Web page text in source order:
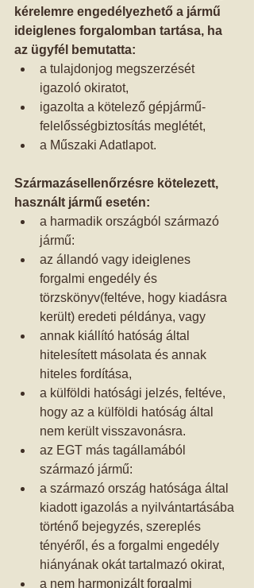
kérelemre engedélyezhető a jármű
ideiglenes forgalomban tartása, ha
az ügyfél bemutatta:
a tulajdonjog megszerzését
igazoló okiratot,
igazolta a kötelező gépjármű-
felelősségbiztosítás meglétét,
a Műszaki Adatlapot.
Származásellenőrzésre kötelezett,
használt jármű esetén:
a harmadik országból származó
jármű:
az állandó vagy ideiglenes
forgalmi engedély és
törzskönyv(feltéve, hogy kiadásra
került) eredeti példánya, vagy
annak kiállító hatóság által
hitelesített másolata és annak
hiteles fordítása,
a külföldi hatósági jelzés, feltéve,
hogy az a külföldi hatóság által
nem került visszavonásra.
az EGT más tagállamából
származó jármű:
a származó ország hatósága által
kiadott igazolás a nyilvántartásába
történő bejegyzés, szereplés
tényéről, és a forgalmi engedély
hiányának okát tartalmazó okirat,
a nem harmonizált forgalmi